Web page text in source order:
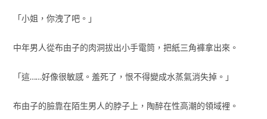
「小姐，你洩了吧。」
中年男人從布由子的肉洞拔出小手電筒，把紙三角褲拿出來。
「這……好像很敏感。羞死了，恨不得變成水蒸氣消失掉。」
布由子的臉靠在陌生男人的脖子上，陶醉在性高潮的領域裡。